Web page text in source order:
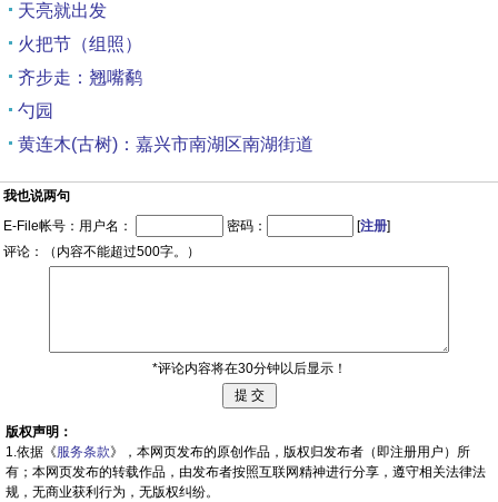
天亮就出发
火把节（组照）
齐步走：翘嘴鹬
勺园
黄连木(古树)：嘉兴市南湖区南湖街道
我也说两句
E-File帐号：用户名：
密码： [注册]
评论：（内容不能超过500字。）
*评论内容将在30分钟以后显示！
版权声明：
1.依据《服务条款》，本网页发布的原创作品，版权归发布者（即注册用户）所
有；本网页发布的转载作品，由发布者按照互联网精神进行分享，遵守相关法律法
规，无商业获利行为，无版权纠纷。